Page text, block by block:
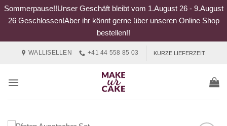
Sommerpause!!Unser Geschäft bleibt vom 1.August 26 - 9.August
26 Geschlossen!Aber ihr könnt gerne über unseren Online Shop
bestellen!!
WALLISELLEN +41 44 558 85 03 KURZE LIEFERZEIT